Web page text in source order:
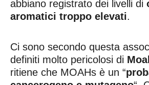
abbiano registrato dei livelli di
aromatici troppo elevati.
Ci sono secondo questa
definiti molto pericolosi di
ritiene che MOAHs è un “